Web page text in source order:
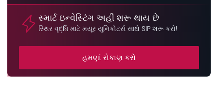
સ્માર્ટ ઇન્વેસ્ટિંગ અહીં શરૂ થાય છે
સ્થિર વૃદ્ધિ માટે મયૂર યુનિકોટર્સ સાથે SIP શરૂ કરો!
હમણાં રોકાણ કરો